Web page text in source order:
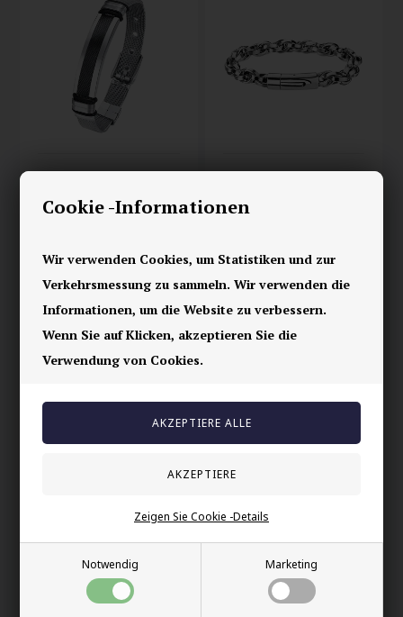
Cookie -Informationen
Wir verwenden Cookies, um Statistiken und zur
Verkehrsmessung zu sammeln. Wir verwenden die
Informationen, um die Website zu verbessern.
Wenn Sie auf Klicken, akzeptieren Sie die
Verwendung von Cookies.
Notwendig Marketing
Zeigen Sie Cookie -Details
42,00 EUR 67,00 EUR
Stahl